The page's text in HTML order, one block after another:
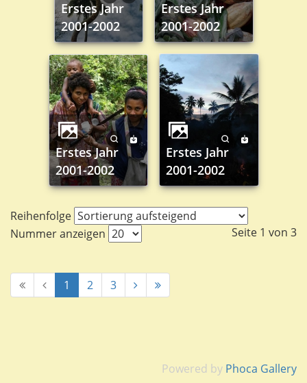
Erstes Jahr
2001-2002
Erstes Jahr
2001-2002
Erstes Jahr
2001-2002
Erstes Jahr
2001-2002
Reihenfolge
Nummer anzeigen
Seite 1 von 3
1 2 3
Powered by Phoca Gallery